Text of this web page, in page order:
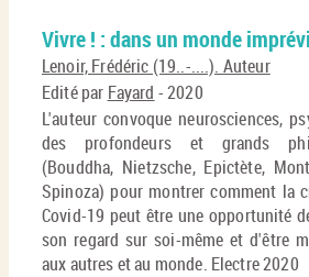
Vivre ! : dans un monde
Lenoir, Frédéric (19..-....). Auteur
Edité par Fayard - 2020
L'auteur convoque neurosciences,
des profondeurs et grands
(Bouddha, Nietzsche, Epictète,
Spinoza) pour montrer comment la
Covid-19 peut être une opportunité
son regard sur soi-même et d'être
aux autres et au monde. Electre 2020